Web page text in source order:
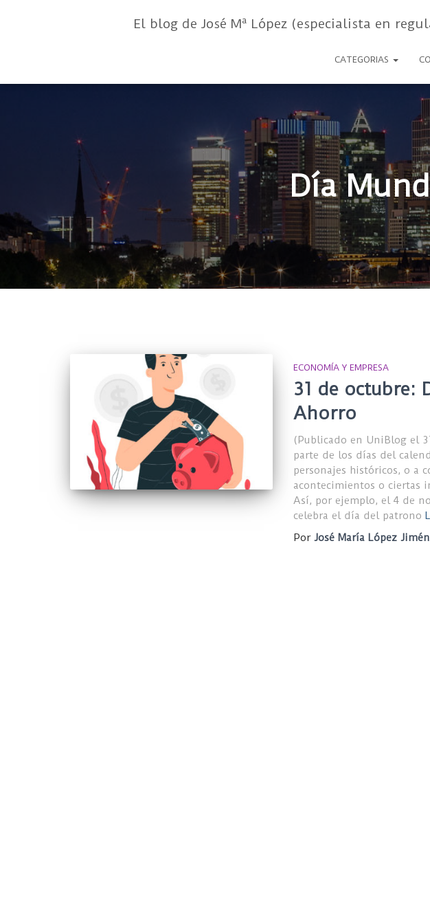
El blog de José Mª López (especialista en
CATEGORIAS
Día
ECONOMÍA Y EMPRESA
31 de octubre:
Ahorro
(Publicado en UniBlog el
parte de los días del
personajes históricos, o a
acontecimientos o ciertas
Así, por ejemplo, el 4 de
celebra el día del patrono
Por José María López